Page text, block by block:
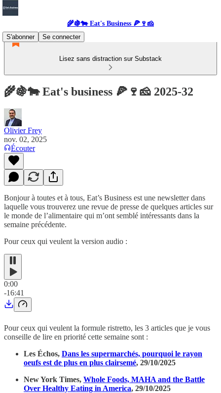
🌾🍇🐄 Eat's Business 🍕🍷🧀
S'abonner
Se connecter
Lisez sans distraction sur Substack
🌾🍇🐄 Eat's business 🍕🍷🧀 2025-32
Olivier Frey
nov. 02, 2025
Écouter
Bonjour à toutes et à tous, Eat’s Business est une newsletter dans
laquelle vous trouverez une revue de presse de quelques articles sur
le monde de l’alimentaire qui m’ont semblé intéressants dans la
semaine précédente.
Pour ceux qui veulent la version audio :
0:00
-16:41
Pour ceux qui veulent la formule ristretto, les 3 articles que je vous
conseille de lire en priorité cette semaine sont :
Les Échos, Dans les supermarchés, pourquoi le rayon
oeufs est de plus en plus clairsemé, 29/10/2025
New York Times, Whole Foods, MAHA and the Battle
Over Healthy Eating in America, 29/10/2025